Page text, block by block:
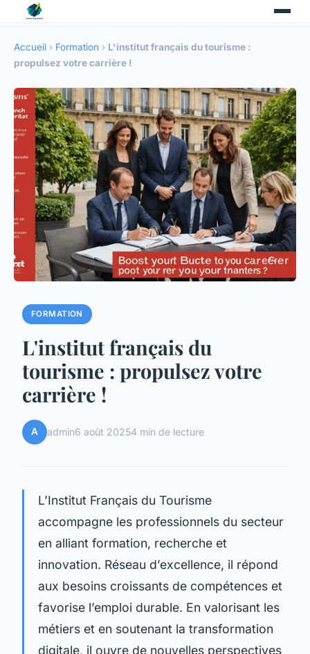
Accueil › Formation › L'institut français du tourisme :
propulsez votre carrière !
FORMATION
L'institut français du
tourisme : propulsez votre
carrière !
A admin6 août 20254 min de lecture
L’Institut Français du Tourisme
accompagne les professionnels du secteur
en alliant formation, recherche et
innovation. Réseau d’excellence, il répond
aux besoins croissants de compétences et
favorise l’emploi durable. En valorisant les
métiers et en soutenant la transformation
digitale, il ouvre de nouvelles perspectives